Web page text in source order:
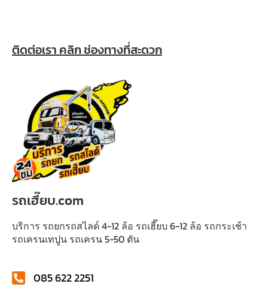
ติดต่อเรา คลิก ช่องทางที่สะดวก
รถเฮี๊ยบ.com
บริการ รถยกรถสไลด์ 4-12 ล้อ รถเฮี๊ยบ 6-12 ล้อ รถกระเช้า
รถเครนเทปูน รถเครน 5-50 ตัน
085 622 2251